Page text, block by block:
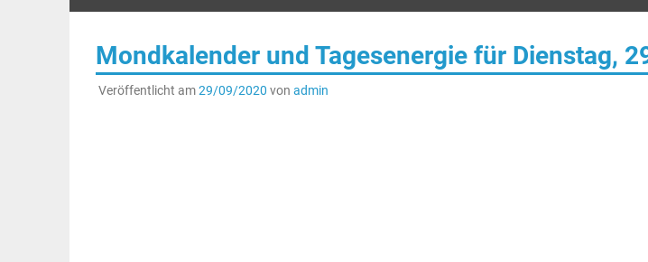
Mondkalender und Tagesenergie für Dienstag,
Veröffentlicht am29/09/2020 von admin